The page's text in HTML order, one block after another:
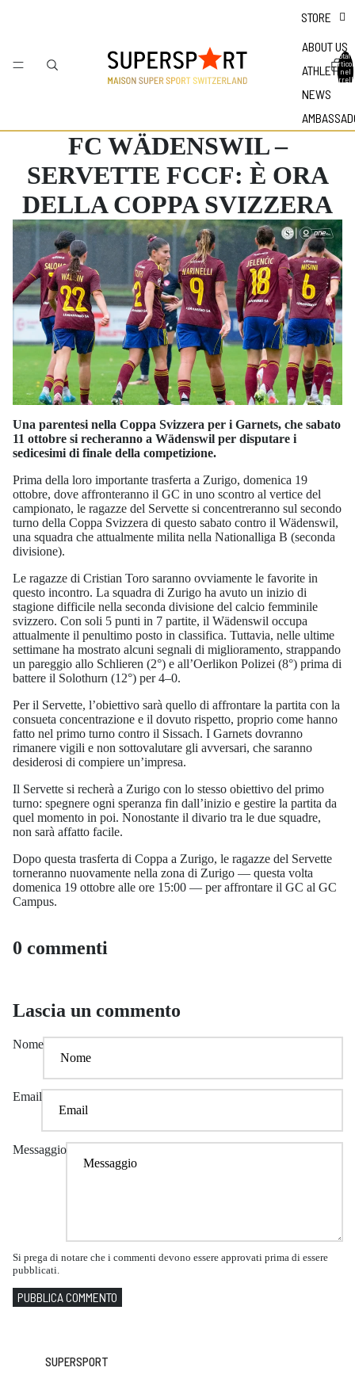
STORE
ABOUT US
ATHLETES
NEWS
Totale
nel
FC WÄDENSWIL –
SERVETTE FCCF: È ORA
DELLA COPPA SVIZZERA
Una parentesi nella Coppa Svizzera per i Garnets, che sabato
11 ottobre si recheranno a Wädenswil per disputare i
sedicesimi di finale della competizione.
Prima della loro importante trasferta a Zurigo, domenica 19
ottobre, dove affronteranno il GC in uno scontro al vertice del
campionato, le ragazze del Servette si concentreranno sul secondo
turno della Coppa Svizzera di questo sabato contro il Wädenswil,
una squadra che attualmente milita nella Nationalliga B (seconda
divisione).
Le ragazze di Cristian Toro saranno ovviamente le favorite in
questo incontro. La squadra di Zurigo ha avuto un inizio di
stagione difficile nella seconda divisione del calcio femminile
svizzero. Con soli 5 punti in 7 partite, il Wädenswil occupa
attualmente il penultimo posto in classifica. Tuttavia, nelle ultime
settimane ha mostrato alcuni segnali di miglioramento, strappando
un pareggio allo Schlieren (2°) e all’Oerlikon Polizei (8°) prima di
battere il Solothurn (12°) per 4–0.
Per il Servette, l’obiettivo sarà quello di affrontare la partita con la
consueta concentrazione e il dovuto rispetto, proprio come hanno
fatto nel primo turno contro il Sissach. I Garnets dovranno
rimanere vigili e non sottovalutare gli avversari, che saranno
desiderosi di compiere un’impresa.
Il Servette si recherà a Zurigo con lo stesso obiettivo del primo
turno: spegnere ogni speranza fin dall’inizio e gestire la partita da
quel momento in poi. Nonostante il divario tra le due squadre,
non sarà affatto facile.
Dopo questa trasferta di Coppa a Zurigo, le ragazze del Servette
torneranno nuovamente nella zona di Zurigo — questa volta
domenica 19 ottobre alle ore 15:00 — per affrontare il GC al GC
Campus.
0 commenti
Lascia un commento
Nome
Email
Messaggio
Si prega di notare che i commenti devono essere approvati prima di essere
pubblicati.
PUBBLICA COMMENTO
SUPERSPORT